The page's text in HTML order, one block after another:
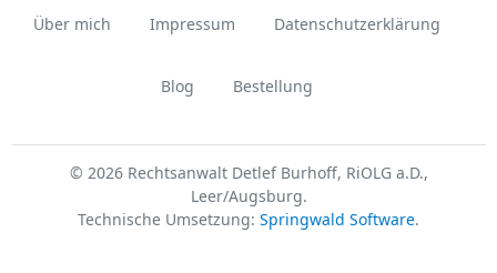
Über mich Impressum Datenschutzerklärung
Blog Bestellung
© 2026 Rechtsanwalt Detlef Burhoff, RiOLG a.D.,
Leer/Augsburg.
Technische Umsetzung: Springwald Software.